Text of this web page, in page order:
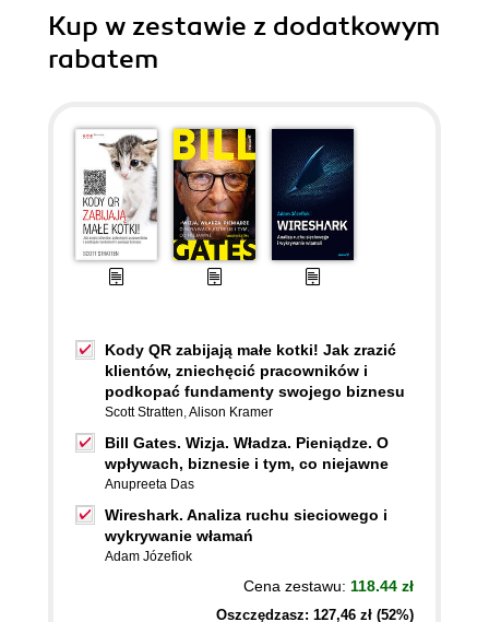
Kup w zestawie z dodatkowym
rabatem
Kody QR zabijają małe kotki! Jak zrazić
klientów, zniechęcić pracowników i
podkopać fundamenty swojego biznesu
Scott Stratten,Alison Kramer
Bill Gates. Wizja. Władza. Pieniądze. O
wpływach, biznesie i tym, co niejawne
Anupreeta Das
Wireshark. Analiza ruchu sieciowego i
wykrywanie włamań
Adam Józefiok
Cena zestawu: 118.44 zł
Oszczędzasz: 127,46 zł (52%)